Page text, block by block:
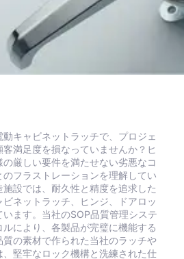
キャビネットラッチで、プロジェ
満足度を損なっていませんか？ヒ
厳しい要件を満たせない劣悪なコ
フラストレーションを理解してい
設では、耐久性と精度を追求した
ビネットラッチ、ヒンジ、ドアロッ
ます。当社のSOP品質管理システ
により、各製品が完璧に機能する
質の素材で作られた当社のラッチや
堅牢なロック機構と洗練された仕